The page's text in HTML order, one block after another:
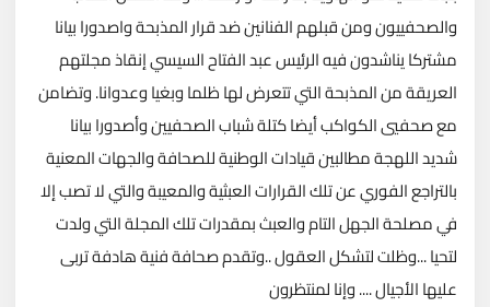
والصحفييون ومن قبلهم الفنانين ضد قرار المذبحة واصدورا بيانا
مشتركا يناشدون فيه الرئيس عبد الفتاح السيسي إنقاذ مجلتهم
العريقة من المذبحة التي تتعرض لها ظلما وبغيا وعدوانا. وتضامن
مع صحفيي الكواكب أيضا كتلة شباب الصحفيين وأصدورا بيانا
شديد اللهجة مطالبين قيادات الوطنية للصحافة والجهات المعنية
بالتراجع الفوري عن تلك القرارات العبثية والمعيبة والتي لا تصب إلا
في مصلحة الجهل التام والعبث بمقدرات تلك المجلة التي ولدت
لتحيا ...وظلت لتشكل العقول ..وتقدم صحافة فنية هادفة تربى
عليها الأجيال .... وإنا لمنتظرون